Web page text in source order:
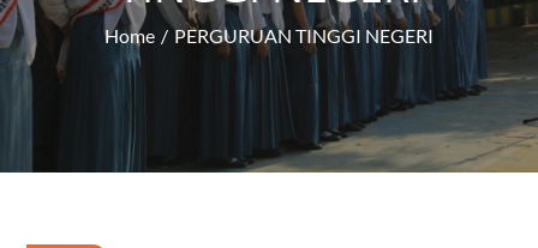
Home PERGURUAN TINGGI NEGERI